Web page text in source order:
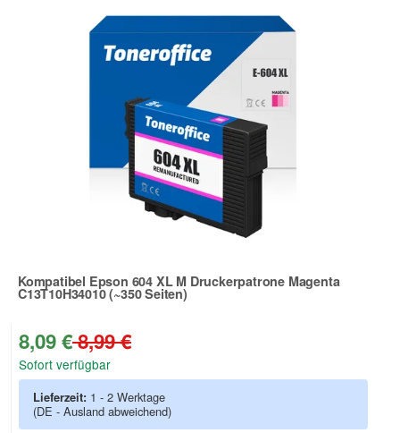
Kompatibel Epson 604 XL M Druckerpatrone Magenta
C13T10H34010 (~350 Seiten)
Zur Artikelbewertung
8,09 €8,99 €
Sofort verfügbar
Lieferzeit: 1 - 2 Werktage
(DE - Ausland abweichend)